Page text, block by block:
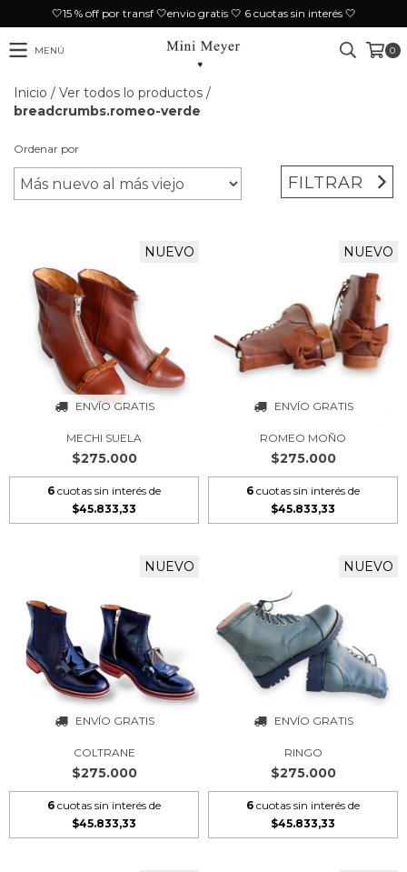
🤍15 % off por transf 🤍envio gratis 🤍 6 cuotas sin interés 🤍
MENÚ 0
Inicio / Ver todos lo productos /
breadcrumbs.romeo-verde
Ordenar por
FILTRAR
ENVÍO GRATIS
NUEVO
MECHI SUELA
$275.000
6 cuotas sin interés de
$45.833,33
ENVÍO GRATIS
NUEVO
ROMEO MOÑO
$275.000
6 cuotas sin interés de
$45.833,33
ENVÍO GRATIS
NUEVO
COLTRANE
$275.000
6 cuotas sin interés de
$45.833,33
ENVÍO GRATIS
NUEVO
RINGO
$275.000
6 cuotas sin interés de
$45.833,33